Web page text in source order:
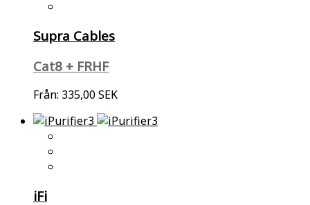
Supra Cables
Cat8 + FRHF
Från: 335,00 SEK
iFi